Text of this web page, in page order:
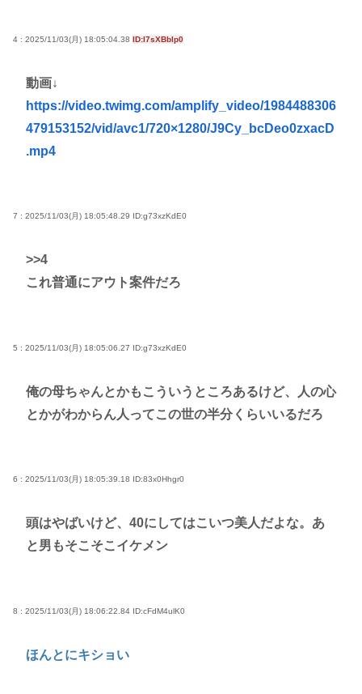
4 : 2025/11/03(月) 18:05:04.38 ID:I7sXBblp0
動画↓
https://video.twimg.com/amplify_video/1984488306
479153152/vid/avc1/720×1280/J9Cy_bcDeo0zxacD
.mp4
7 : 2025/11/03(月) 18:05:48.29 ID:g73xzKdE0
>>4
これ普通にアウト案件だろ
5 : 2025/11/03(月) 18:05:06.27 ID:g73xzKdE0
俺の母ちゃんとかもこういうところあるけど、人の心
とかがわからん人ってこの世の半分くらいいるだろ
6 : 2025/11/03(月) 18:05:39.18 ID:83x0Hhgr0
頭はやばいけど、40にしてはこいつ美人だよな。あ
と男もそこそこイケメン
8 : 2025/11/03(月) 18:06:22.84 ID:cFdM4ulK0
ほんとにキショい